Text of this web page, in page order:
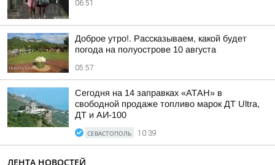
06:51
Доброе утро!. Рассказываем, какой будет
погода на полуострове 10 августа
05:57
Сегодня на 14 заправках «АТАН» в
свободной продаже топливо марок ДТ Ultra,
ДТ и АИ-100
СЕВАСТОПОЛЬ 10:39
ЛЕНТА НОВОСТЕЙ